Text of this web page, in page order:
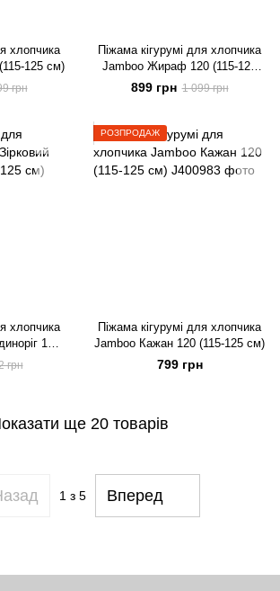
хлопчика
125 см)
грн
Піжама кігурумі для хлопчика
Jamboo Жираф 120 (115-125
см)
899 грн 1 099 грн
хлопчика
120
грн
РОЗПРОДАЖ
Піжама кігурумі для хлопчика
Jamboo Кажан 120 (115-125 см)
799 грн
ще 20 товарів
1 з 5 Вперед